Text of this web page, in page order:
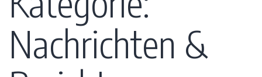
Nachrichten &